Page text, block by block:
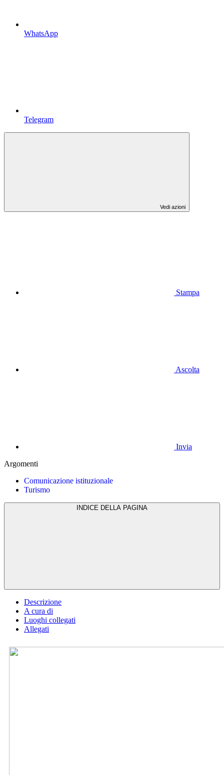
WhatsApp
Telegram
Vedi azioni
Stampa
Ascolta
Invia
Argomenti
Comunicazione istituzionale
Turismo
Descrizione
A cura di
Luoghi collegati
Allegati